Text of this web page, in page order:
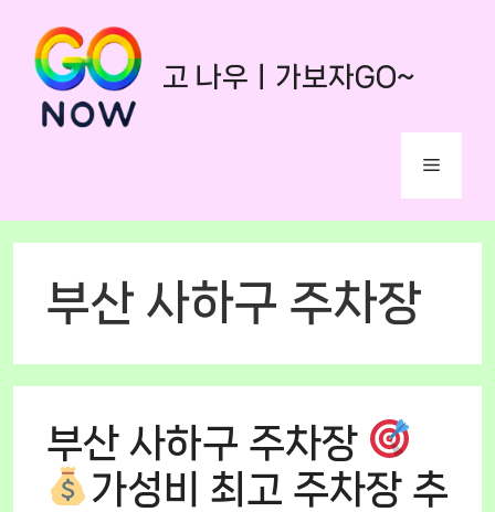
content
고 나우ㅣ가보자GO~
Menu
부산 사하구 주차장
부산 사하구 주차장
가성비 최고 주차장 추